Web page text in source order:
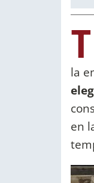
T
la
en